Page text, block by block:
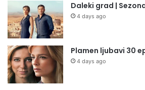
Daleki grad |
4 days ago
Plamen ljubavi 30
4 days ago